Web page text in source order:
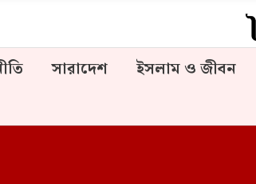
সারাদেশ ইসলাম ও জীবন